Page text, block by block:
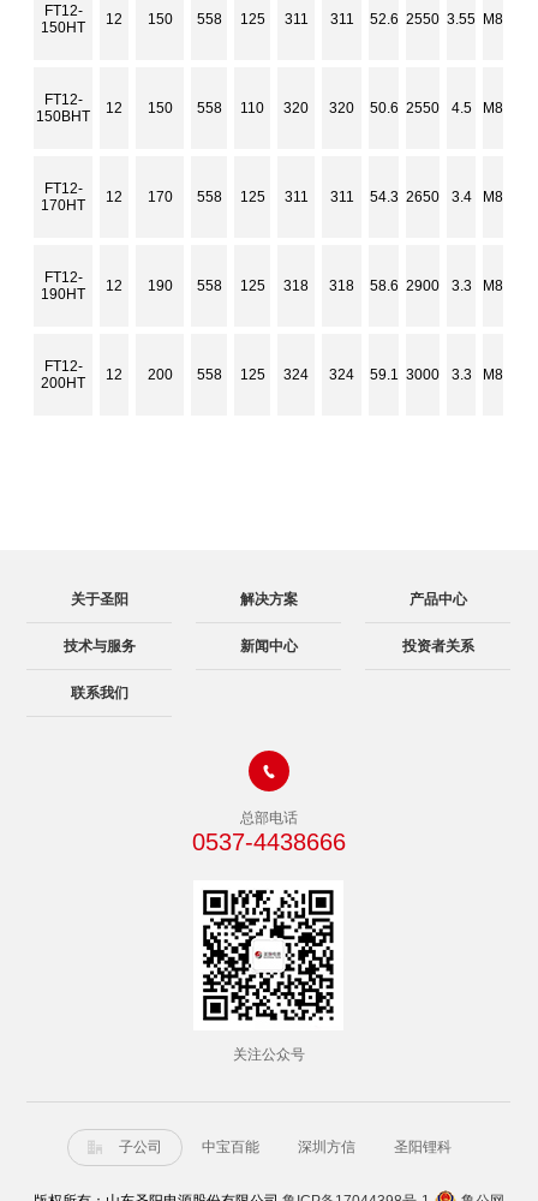
FT12-
150HT
12 150 558 125 311 311 52.6 2550 3.55 M8
FT12-
150BHT
12 150 558 110 320 320 50.6 2550 4.5 M8
FT12-
170HT
12 170 558 125 311 311 54.3 2650 3.4 M8
FT12-
190HT
12 190 558 125 318 318 58.6 2900 3.3 M8
FT12-
200HT
12 200 558 125 324 324 59.1 3000 3.3 M8
关于圣阳 解决方案 产品中心
技术与服务 新闻中心 投资者关系
联系我们

总部电话
0537-4438666
关注公众号
 子公司 中宝百能 深圳方信 圣阳锂科